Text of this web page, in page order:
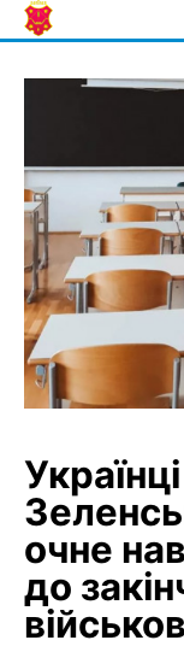
Skip
to
очне
до